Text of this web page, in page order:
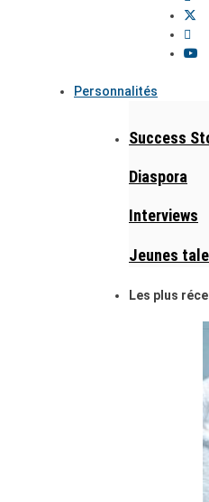
Personnalités
Success
Diaspora
Interviews
Jeunes
Les plus